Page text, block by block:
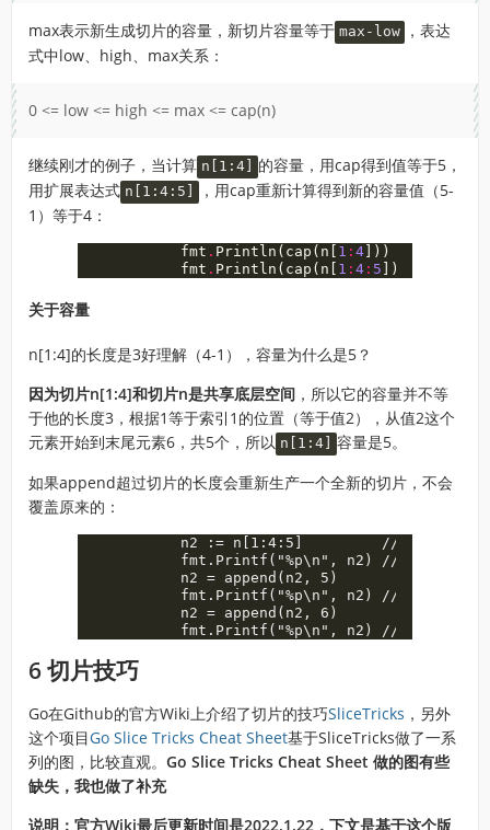
max表示新生成切片的容量，新切片容量等于 max-low
，表达
式中low、high、max关系：
0 <= low <= high <= max <= cap(n)
继续刚才的例子，当计算 n[1:4] 的容量，用cap得到值等于5，
用扩展表达式 n[1:4:5]
，用cap重新计算得到新的容量值（5-
1）等于4：
fmt . Println ( cap ( n [ 1 : 4]))
fmt . Println ( cap ( n [ 1 : 4 : 5 ]))
关于容量
n[1:4]的长度是3好理解（4-1），容量为什么是5？
因为切片n[1:4]和切片n是共享底层空间 ，所以它的容量并不等
于他的长度3，根据1等于索引1的位置（等于值2），从值2这个
元素开始到末尾元素6，共5个，所以 n[1:4]
容量是5。
如果append超过切片的长度会重新生产一个全新的切片，不会
覆盖原来的：
6 切片技巧
Go在Github的官方Wiki上介绍了切片的技巧SliceTricks ，另外
这个项目Go Slice Tricks Cheat Sheet基于SliceTricks做了一系
列的图，比较直观。 Go Slice Tricks Cheat Sheet 做的图有些
缺失，我也做了补充
说明：官方Wiki最后更新时间是2022.1.22，下文是基于这个版